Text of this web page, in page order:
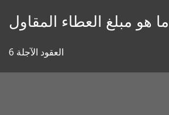
ما هو مبلغ العطاء المقاول
6 العقود الآجلة